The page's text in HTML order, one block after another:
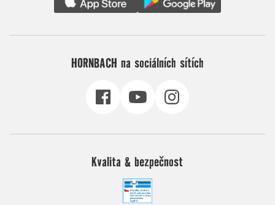
HORNBACH na sociálních sítích
Kvalita & bezpečnost